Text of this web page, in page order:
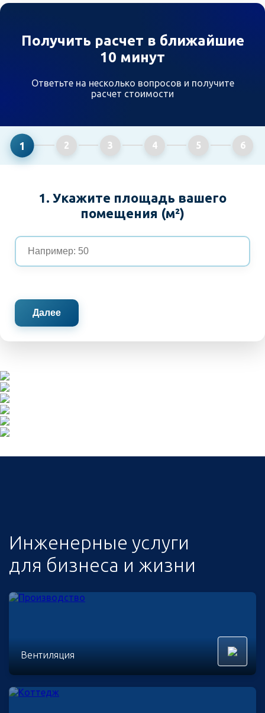
Получить расчет в ближайшие
10 минут
Ответьте на несколько вопросов и получите
расчет стоимости
1 2 3 4 5 6
1. Укажите площадь вашего
помещения (м²)
Далее
Инженерные услуги
для бизнеса и жизни
Вентиляция